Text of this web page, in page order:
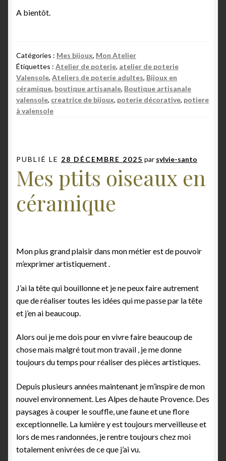
A bientôt.
Catégories : Mes bijoux, Mon Atelier
Étiquettes : Atelier de poterie, atelier de poterie
Valensole, Ateliers de poterie adultes, Bijoux en
céramique, boutique artisanale, Boutique artisanale
valensole, creatrice de bijoux, poterie décorative, potiere
à valensole
PUBLIÉ LE 28 DÉCEMBRE 2025 par sylvie-santo
Mes ptits oiseaux en
céramique
Mon plus grand plaisir dans mon métier est de pouvoir
m’exprimer artistiquement .
J’ai la tête qui bouillonne et je ne peux faire autrement
que de réaliser toutes les idées qui me passe par la tête
et j’en ai beaucoup.
Alors oui je me dois pour en vivre faire beaucoup de
chose mais malgré tout mon travail , je me donne
toujours du temps pour réaliser des pièces artistiques.
Depuis plusieurs années maintenant je m’inspire de mon
nouvel environnement. Les Alpes de haute Provence. Des
paysages à couper le souffle, une faune et une flore
exceptionnelle. La lumière y est toujours merveilleuse et
lors de mes randonnées, je rentre toujours chez moi
totalement enivrées de ce que j’ai vu.